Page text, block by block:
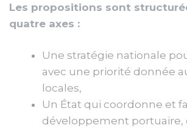
Les propositions sont
quatre axes :
Une stratégie nationale
avec une priorité donnée
locales,
Un État qui coordonne et
développement portuaire,